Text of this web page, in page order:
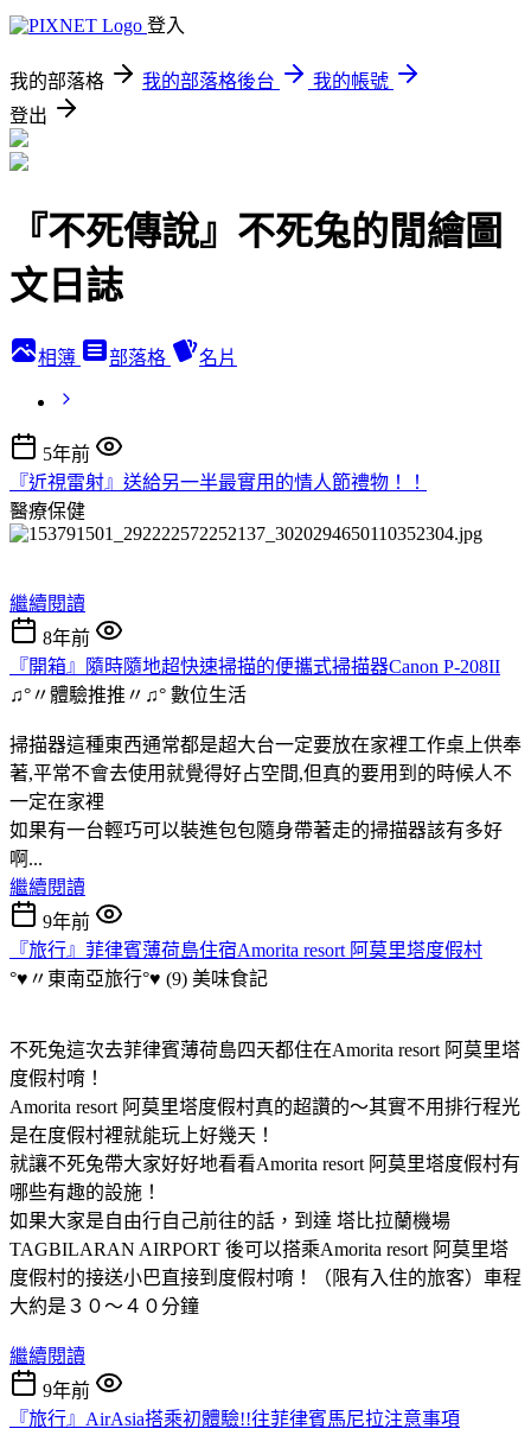
登入
我的部落格 我的部落格後台
我的帳號
登出
『不死傳說』不死兔的閒繪圖
文日誌
相簿 部落格 名片
5年前
『近視雷射』送給另一半最實用的情人節禮物！！
醫療保健
繼續閱讀
8年前
『開箱』隨時隨地超快速掃描的便攜式掃描器Canon P-208II
♫°〃體驗推推〃♫° 數位生活
掃描器這種東西通常都是超大台一定要放在家裡工作桌上供奉
著,平常不會去使用就覺得好占空間,但真的要用到的時候人不
一定在家裡
如果有一台輕巧可以裝進包包隨身帶著走的掃描器該有多好
啊...
繼續閱讀
9年前
『旅行』菲律賓薄荷島住宿Amorita resort 阿莫里塔度假村
°♥〃東南亞旅行°♥ (9) 美味食記
不死兔這次去菲律賓薄荷島四天都住在Amorita resort 阿莫里塔
度假村唷！
Amorita resort 阿莫里塔度假村真的超讚的～其實不用排行程光
是在度假村裡就能玩上好幾天！
就讓不死兔帶大家好好地看看Amorita resort 阿莫里塔度假村有
哪些有趣的設施！
如果大家是自由行自己前往的話，到達 塔比拉蘭機場
TAGBILARAN AIRPORT 後可以搭乘Amorita resort 阿莫里塔
度假村的接送小巴直接到度假村唷！（限有入住的旅客）車程
大約是３０～４０分鐘
繼續閱讀
9年前
『旅行』AirAsia搭乘初體驗!!往菲律賓馬尼拉注意事項